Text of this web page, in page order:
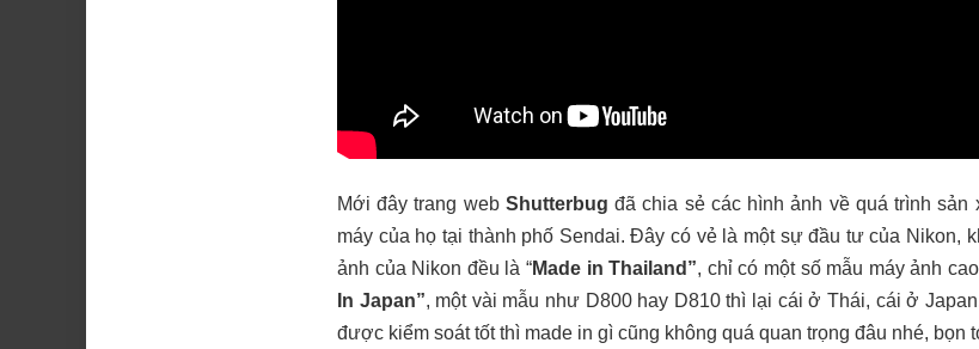
Mới đây trang web Shutterbug đã chia sẻ các hình ảnh về quá trình sản
máy của họ tại thành phố Sendai. Đây có vẻ là một sự đầu tư của Nikon,
ảnh của Nikon đều là “Made in Thailand”, chỉ có một số mẫu máy ảnh
In Japan”, một vài mẫu như D800 hay D810 thì lại cái ở Thái, cái ở
được kiểm soát tốt thì made in gì cũng không quá quan trọng đâu nhé, bọn